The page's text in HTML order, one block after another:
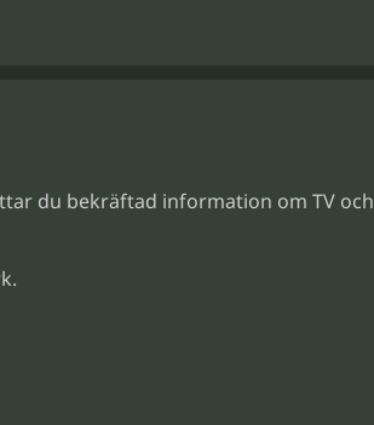
du bekräftad information om TV och